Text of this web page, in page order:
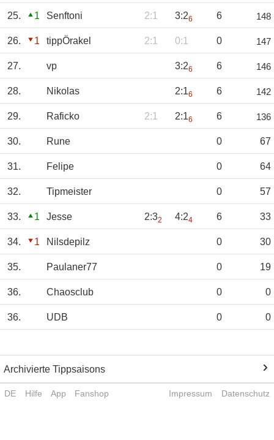
25. 1 Senftoni 2:1 3:26 6 148
26. 1 tippÖrakel 2:1 0:1 0 147
27. vp 3:26 6 146
28. Nikolas 2:16 6 142
29. Raficko 2:1 2:16 6 136
30. Rune 0 67
31. Felipe 0 64
32. Tipmeister 0 57
33. 1 Jesse 2:32 4:24 6 33
34. 1 Nilsdepilz 0 30
35. Paulaner77 0 19
36. Chaosclub 0 0
36. UDB 0 0
Archivierte Tippsaisons
DE Hilfe App Fanshop Impressum Datenschutz